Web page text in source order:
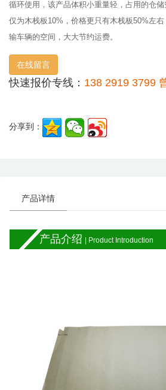
循环使用，该产品体积小重量轻，占用的仓
仅为木栈板10%，价格更只有木栈板50%左
输车辆的空间，大大节约运费。
在线留言
快速报价专线： 138 2919 3799
分享到：
产品详情
产品介绍 | Product Introduction